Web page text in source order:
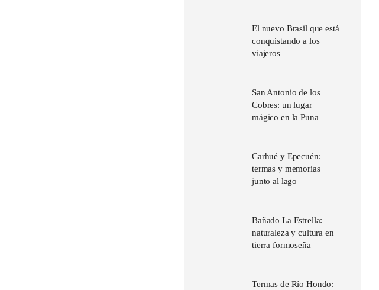
El nuevo Brasil que está
conquistando a los
viajeros
San Antonio de los
Cobres: un lugar
mágico en la Puna
Carhué y Epecuén:
termas y memorias
junto al lago
Bañado La Estrella:
naturaleza y cultura en
tierra formoseña
Termas de Río Hondo: